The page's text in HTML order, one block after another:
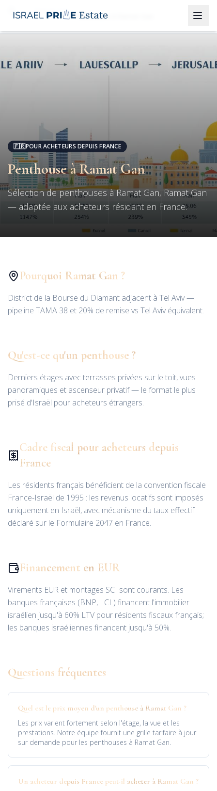
Ramat Gan
Penthouse à Ramat Gan
🇫🇷POUR ACHETEURS DEPUIS FRANCE
Penthouse à Ramat Gan
Sélection de penthouses à Ramat Gan, Ramat Gan
— adaptée aux acheteurs résidant en France.
Pourquoi Ramat Gan ?
District de la Bourse du Diamant adjacent à Tel Aviv —
pipeline TAMA 38 et 20% de remise vs Tel Aviv équivalent.
Qu'est-ce qu'un penthouse ?
Derniers étages avec terrasses privées sur le toit, vues
panoramiques et ascenseur privatif — le format le plus
prisé d'Israël pour acheteurs étrangers.
Cadre fiscal pour acheteurs depuis
France
Les résidents français bénéficient de la convention fiscale
France-Israël de 1995 : les revenus locatifs sont imposés
uniquement en Israël, avec mécanisme du taux effectif
déclaré sur le Formulaire 2047 en France.
Financement en EUR
Virements EUR et montages SCI sont courants. Les
banques françaises (BNP, LCL) financent l'immobilier
israélien jusqu'à 60% LTV pour résidents fiscaux français;
les banques israéliennes financent jusqu'à 50%.
Questions fréquentes
Quel est le prix moyen d'un penthouse à Ramat Gan ?
Les prix varient fortement selon l'étage, la vue et les
prestations. Notre équipe fournit une grille tarifaire à jour
sur demande pour les penthouses à Ramat Gan.
Un acheteur depuis France peut-il acheter à Ramat Gan ?